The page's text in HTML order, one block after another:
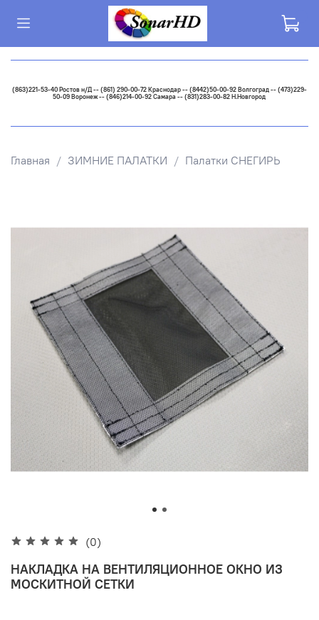
(863)221-53-40 Ростов н/Д -- (861) 290-00-72 Краснодар -- (8442)50-00-92 Волгоград -- (473)229-
50-09 Воронеж -- (846)214-00-92 Самара -- (831)283-00-82 Н.Новгород
Главная ЗИМНИЕ ПАЛАТКИ Палатки СНЕГИРЬ
(0)
НАКЛАДКА НА ВЕНТИЛЯЦИОННОЕ ОКНО ИЗ
МОСКИТНОЙ СЕТКИ